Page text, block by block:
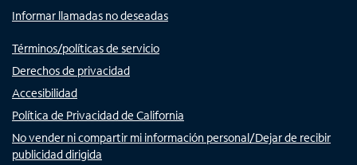
Informar llamadas no deseadas
Términos/políticas de servicio
Derechos de privacidad
Accesibilidad
Política de Privacidad de California
No vender ni compartir mi información personal/Dejar de recibir
publicidad dirigida